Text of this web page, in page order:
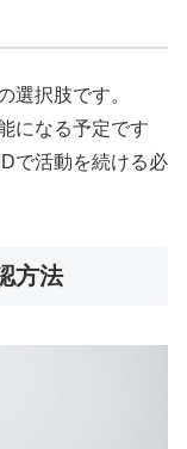
選択肢です。
になる予定です
で活動を続ける必
方法